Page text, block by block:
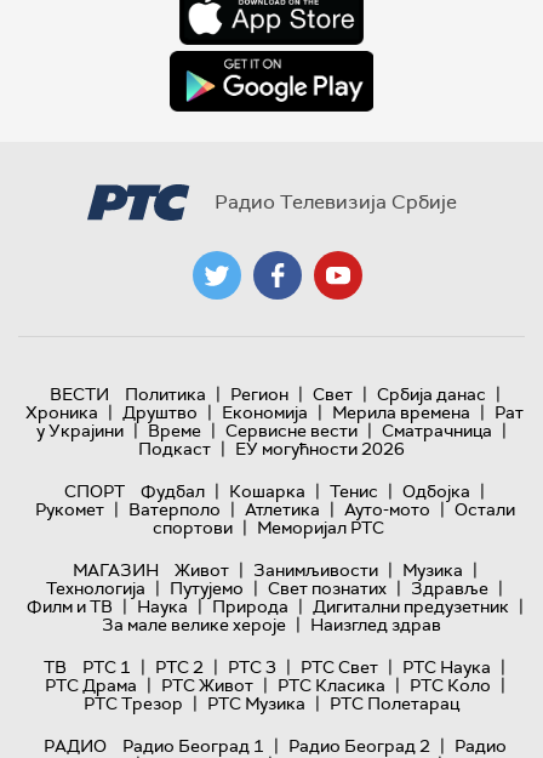
Радио Телевизија Србије
ВЕСТИ Политика | Регион | Свет | Србија данас |
Хроника | Друштво | Економија | Мерила времена | Рат
у Украјини | Време | Сервисне вести | Сматрачница |
Подкаст | ЕУ могућности 2026
СПОРТ
Фудбал | Кошарка | Тенис | Одбојка |
Рукомет | Ватерполо | Атлетика | Ауто-мото | Остали
спортови | Меморијал РТС
МАГАЗИН
Живот | Занимљивости | Музика |
Технологијa | Путујемо | Свет познатих | Здравље |
Филм и ТВ | Наука | Природа | Дигитални предузетник |
За мале велике хероје | Наизглед здрав
ТВ
РТС 1 | РТС 2 | РТС 3 | РТС Свет | РТС Наука |
РТС Драма | РТС Живот | РТС Класика | РТС Коло |
РТС Трезор | РТС Музика | РТС Полетарац
РАДИО
Радио Београд 1 | Радио Београд 2 | Радио